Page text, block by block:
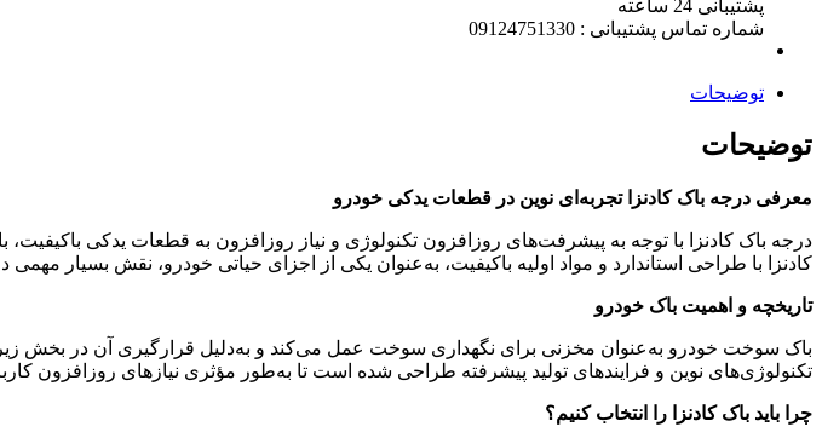
پشتیبانی 24 ساعته
شماره تماس پشتیبانی : 09124751330
توضیحات
توضیحات
معرفی درجه باک کادنزا تجربه‌ای نوین در قطعات یدکی خودرو
درجه باک کادنزا با توجه به پیشرفت‌های روزافزون تکنولوژی و نیاز روزافزون به قطعات یدکی
کادنزا با طراحی استاندارد و مواد اولیه باکیفیت، به‌عنوان یکی از اجزای حیاتی خودرو، نقش بسیار
تاریخچه و اهمیت باک خودرو
باک سوخت خودرو به‌عنوان مخزنی برای نگهداری سوخت عمل می‌کند و به‌دلیل قرارگیری آن در بخش زیرین
تکنولوژی‌های نوین و فرایندهای تولید پیشرفته طراحی شده است تا به‌طور مؤثری نیازهای روزافزون
چرا باید باک کادنزا را انتخاب کنیم؟